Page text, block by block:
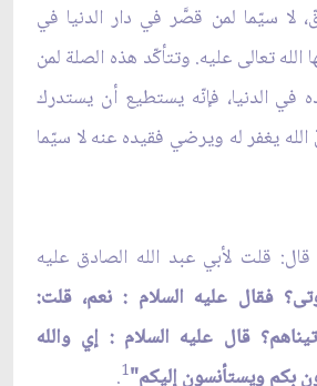
لا سيّما لمن قصَّر في دار الدنيا في
الله تعالى عليه. وتتأكّد هذه الصلة لمن
في الدنيا، فإنّه يستطيع أن يستدرك
يغفر له ويرضي فقيده عنه لا سيّما
قلت لأبي عبد الله الصادق عليه
فقال عليه السلام : نعم، قلت:
قال عليه السلام : إي والله
بكم ويستأنسون إليكم"1
.